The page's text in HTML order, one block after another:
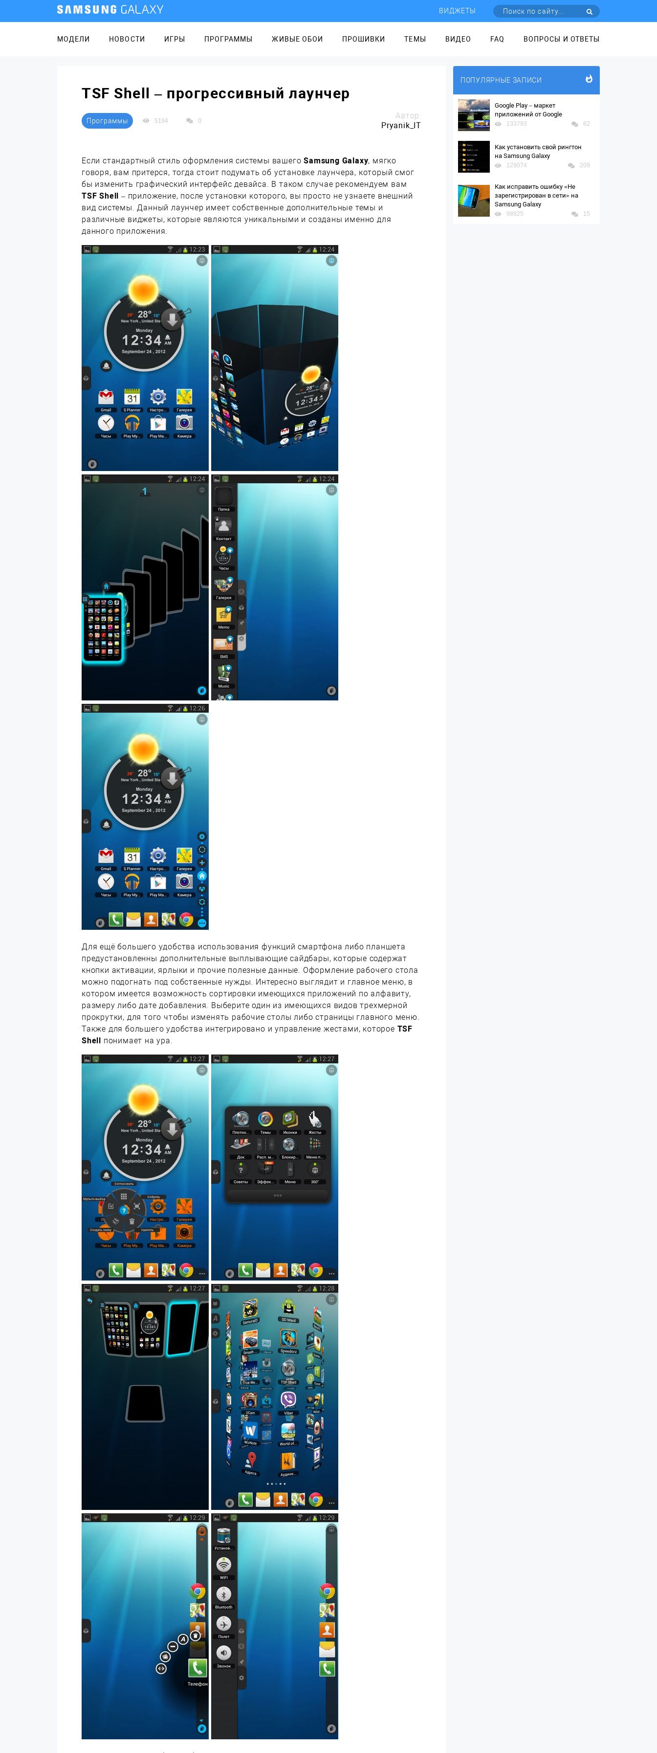
ВИДЖЕТЫ
МОДЕЛИ НОВОСТИ ИГРЫ ПРОГРАММЫ ЖИВЫЕ ОБОИ ПРОШИВКИ ТЕМЫ ВИДЕО FAQ ВОПРОСЫ И ОТВЕТЫ
TSF Shell – прогрессивный лаунчер
Программы 5194 0
Автор:
Pryanik_IT
Если стандартный стиль оформления системы вашего Samsung Galaxy, мягко
говоря, вам притерся, тогда стоит подумать об установке лаунчера, который смог
бы изменить графический интерфейс девайса. В таком случае рекомендуем вам
TSF Shell – приложение, после установки которого, вы просто не узнаете внешний
вид системы. Данный лаунчер имеет собственные дополнительные темы и
различные виджеты, которые являются уникальными и созданы именно для
данного приложения.
Для ещё большего удобства использования функций смартфона либо планшета
предустановленны дополнительные выплывающие сайдбары, которые содержат
кнопки активации, ярлыки и прочие полезные данные. Оформление рабочего стола
можно подогнать под собственные нужды. Интересно выглядит и главное меню, в
котором имеется возможность сортировки имеющихся приложений по алфавиту,
размеру либо дате добавления. Выберите один из имеющихся видов трехмерной
прокрутки, для того чтобы изменять рабочие столы либо страницы главного меню.
Также для большего удобства интегрировано и управление жестами, которое TSF
Shell понимает на ура.
ПОПУЛЯРНЫЕ ЗАПИСИ
Google Play – маркет
приложений от Google
133793 82
Как установить свой рингтон
на Samsung Galaxy
129074 209
Как исправить ошибку «Не
зарегистрирован в сети» на
Samsung Galaxy
98825 15